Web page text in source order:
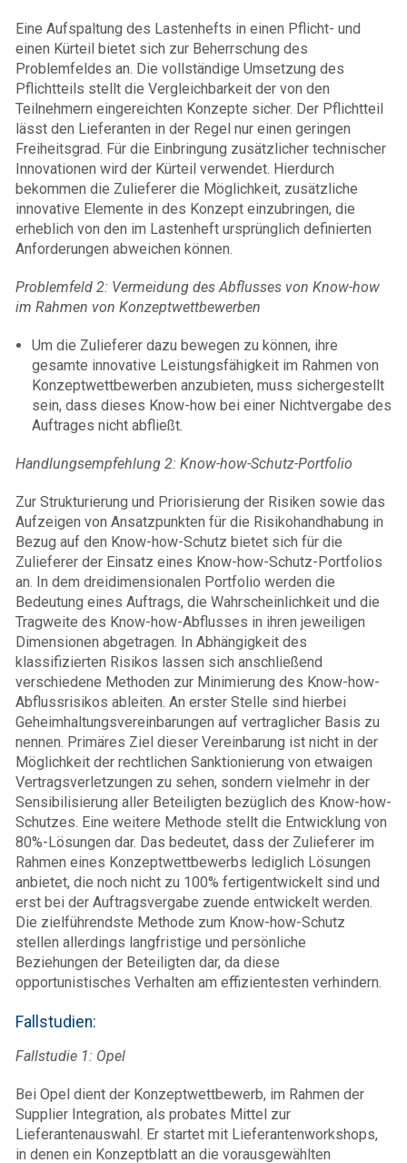
Eine Aufspaltung des Lastenhefts in einen Pflicht- und
einen Kürteil bietet sich zur Beherrschung des
Problemfeldes an. Die vollständige Umsetzung des
Pflichtteils stellt die Vergleichbarkeit der von den
Teilnehmern eingereichten Konzepte sicher. Der Pflichtteil
lässt den Lieferanten in der Regel nur einen geringen
Freiheitsgrad. Für die Einbringung zusätzlicher technischer
Innovationen wird der Kürteil verwendet. Hierdurch
bekommen die Zulieferer die Möglichkeit, zusätzliche
innovative Elemente in des Konzept einzubringen, die
erheblich von den im Lastenheft ursprünglich definierten
Anforderungen abweichen können.
Problemfeld 2: Vermeidung des Abflusses von Know-how
im Rahmen von Konzeptwettbewerben
Um die Zulieferer dazu bewegen zu können, ihre
gesamte innovative Leistungsfähigkeit im Rahmen von
Konzeptwettbewerben anzubieten, muss sichergestellt
sein, dass dieses Know-how bei einer Nichtvergabe des
Auftrages nicht abfließt.
Handlungsempfehlung 2: Know-how-Schutz-Portfolio
Zur Strukturierung und Priorisierung der Risiken sowie das
Aufzeigen von Ansatzpunkten für die Risikohandhabung in
Bezug auf den Know-how-Schutz bietet sich für die
Zulieferer der Einsatz eines Know-how-Schutz-Portfolios
an. In dem dreidimensionalen Portfolio werden die
Bedeutung eines Auftrags, die Wahrscheinlichkeit und die
Tragweite des Know-how-Abflusses in ihren jeweiligen
Dimensionen abgetragen. In Abhängigkeit des
klassifizierten Risikos lassen sich anschließend
verschiedene Methoden zur Minimierung des Know-how-
Abflussrisikos ableiten. An erster Stelle sind hierbei
Geheimhaltungsvereinbarungen auf vertraglicher Basis zu
nennen. Primäres Ziel dieser Vereinbarung ist nicht in der
Möglichkeit der rechtlichen Sanktionierung von etwaigen
Vertragsverletzungen zu sehen, sondern vielmehr in der
Sensibilisierung aller Beteiligten bezüglich des Know-how-
Schutzes. Eine weitere Methode stellt die Entwicklung von
80%-Lösungen dar. Das bedeutet, dass der Zulieferer im
Rahmen eines Konzeptwettbewerbs lediglich Lösungen
anbietet, die noch nicht zu 100% fertigentwickelt sind und
erst bei der Auftragsvergabe zuende entwickelt werden.
Die zielführendste Methode zum Know-how-Schutz
stellen allerdings langfristige und persönliche
Beziehungen der Beteiligten dar, da diese
opportunistisches Verhalten am effizientesten verhindern.
Fallstudien:
Fallstudie 1: Opel
Bei Opel dient der Konzeptwettbewerb, im Rahmen der
Supplier Integration, als probates Mittel zur
Lieferantenauswahl. Er startet mit Lieferantenworkshops,
in denen ein Konzeptblatt an die vorausgewählten